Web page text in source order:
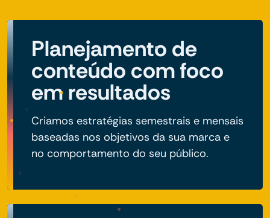
Planejamento de
conteúdo com foco
em resultados
Criamos estratégias semestrais e mensais
baseadas nos objetivos da sua marca e
no comportamento do seu público.